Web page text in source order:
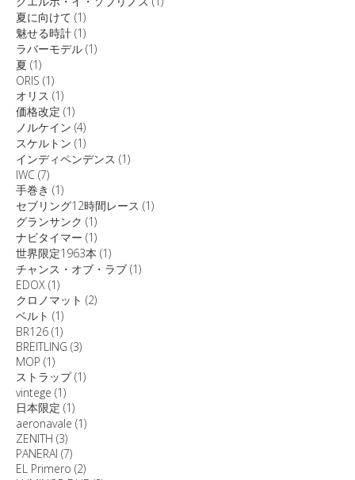
夏に向けて (1)
魅せる時計 (1)
ラバーモデル (1)
夏 (1)
ORIS (1)
オリス (1)
価格改定 (1)
ノルケイン (4)
スケルトン (1)
インディペンデンス (1)
IWC (7)
手巻き (1)
セブリング12時間レース (1)
グランサンク (1)
ナビタイマー (1)
世界限定1963本 (1)
チャンス・オブ・ラブ (1)
EDOX (1)
クロノマット (2)
ベルト (1)
BR126 (1)
BREITLING (3)
MOP (1)
ストラップ(1)
vintege (1)
日本限定 (1)
aeronavale (1)
ZENITH (3)
PANERAI (7)
EL Primero (2)